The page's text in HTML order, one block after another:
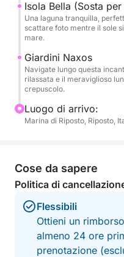
sull'acqua. Il tour
immergere
si tinge di tenui toni
Ciò che rende
equilibrio tra intimità,
differenza delle
SPX 24 offre
flessibile, ideale per
brindiamo alla fine
staglia all'orizzonte.
abbandonandovi alla
posto in prima fila per
affascinante della
Isola Bella (Sosta
Una laguna tranquilla,
scattare foto mentre il sole
mare.
Giardini Naxos
Navigate lungo questa
rilassata e il meraviglioso
crepuscolo.
Luogo di arrivo:
Marina di Riposto, Riposto,
Cose da sapere
Politica di
Flessibili
Ottieni un
almeno 24 ore
prenotazione